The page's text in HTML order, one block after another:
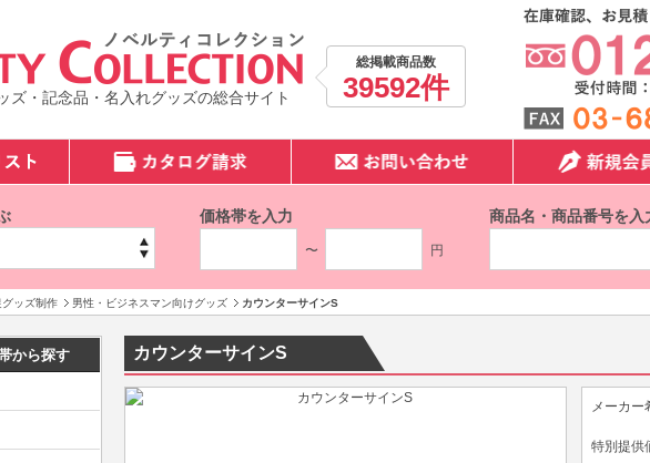
ズ・記念品・名入れグッズの総合サイト
総掲載商品数
39592件
価格帯を入力
〜 円
商品名・商品番号を入
ッズ制作 男性・ビジネスマン向けグッズ カウンターサインS
から探す カウンターサインS
メーカー
特別提供